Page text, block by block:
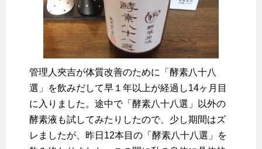
管理人夾吉が体質改善のために「酵素八十八
選」を飲みだして早１年以上が経過し14ヶ月目
に入りました。途中で「酵素八十八選」以外の
酵素液も試してみたりしたので、少し期間はズ
レましたが、昨日12本目の「酵素八十八選」を